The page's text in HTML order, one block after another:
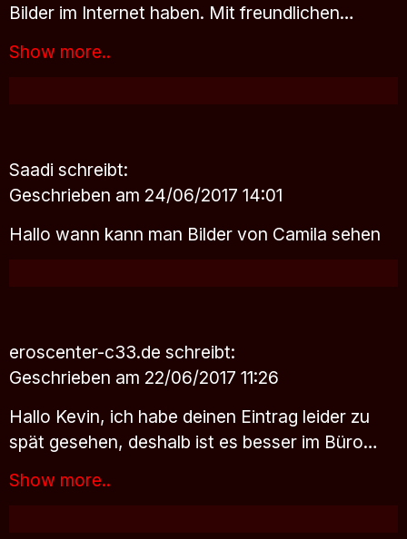
Bilder im Internet haben. Mit freundlichen…
Show more..
Saadi schreibt:
Geschrieben am 24/06/2017 14:01
Hallo wann kann man Bilder von Camila sehen
eroscenter-c33.de schreibt:
Geschrieben am 22/06/2017 11:26
Hallo Kevin, ich habe deinen Eintrag leider zu
spät gesehen, deshalb ist es besser im Büro…
Show more..